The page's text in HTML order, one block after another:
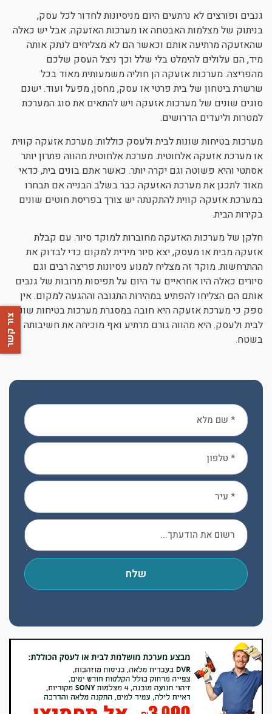
גנבים ופורצים לא נרתעים היום מניסיונות לחדור לכל עסק,
בניתוק של מצלמות האבטחה או מערכות האזעקה. אבל יש כאלה
שהאזעקה מרתיעה אותם וכאשר הם לא מצליחים לנתק אותה
מיד, הם עלולים להימלט בלי שלל וכך ניצל העסק שלכם
מהפריצה. מערכות אזעקה הן חוליה משמעותית מאוד בכל
שרשרת ביטחון של בית פרטי או עסק, מחסן, מפעל ועוד. ישנם
סוגים שונים של מערכות אזעקה ויש להתאים את סוג המערכת
למטרות וליעדים הדרושים.
מערכות בטיחות שונות לבית ולעסק כוללות: מערכת אזעקה קווית
או מערכת אזעקה אלחוטית. מערכת אלחוטית מהווה פתרון יותר
אסתטי והיא פשוטה וגם יקרה יותר. כאשר אתם בונים בית, כדאי
מאוד לתכנן את מערכת האזעקה כבר בשלב הבנייה אם תבחרו
במערכת אזעקה קווית להתקנתה יש צורך בפריסת חוטים שונים
בקירות הבית.
חלקן של מערכות האזעקה מחוברות למוקד סיור. עם קבלת
אזעקה מבית או מעסק, יצא סיור מידית למקום כדי לבדוק את
ההתרחשות. מוקד זה מצליח למנוע ניסיונות פריצה רבים וגם
סיורים כאלה היו אחראיים עד היום על תפיסות מרובות של גנבים
אותם הם הצליחו להפתיע במהירות התגובה וההגעה למקום. אין
ספק כי מערכת אזעקה היא חובה במסגרת מערכות בטיחות שונות
לבית ולעסק. היא מהווה גורם מרתיע ואף מוכיחה את חשיבותה
בשטח.
שלח
צור קשר